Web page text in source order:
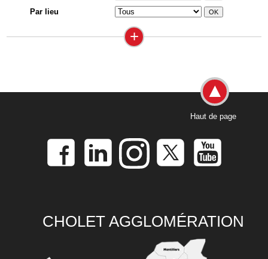
Par lieu
+
Haut de page
CHOLET AGGLOMÉRATION